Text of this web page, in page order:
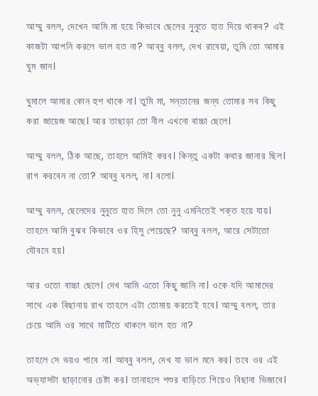
আম্মু বলল, দেখেন আমি মা হয়ে কিভাবে ছেলের নুনুতে হাত দিয়ে থাকব? এই
কাজটা আপনি করলে ভাল হত না? আব্বু বলল, দেখ রাবেয়া, তুমি তো আমার
ঘুম জান।
ঘুমালে আমার কোন হুশ থাকে না। তুমি মা, সন্তানের জন্য তোমার সব কিছু
করা জায়েজ আছে। আর তাছাড়া তো নীল এখনো বাচ্চা ছেলে।
আম্মু বলল, ঠিক আছে, তাহলে আমিই করব। কিন্তু একটা কথার জানার ছিল।
রাগ করবেন না তো? আব্বু বলল, না। বলো।
আম্মু বলল, ছেলেদের নুনুতে হাত দিলে তো নুনু এমনিতেই শক্ত হয়ে যায়।
তাহলে আমি বুঝব কিভাবে ওর হিসু পেয়েছে? আব্বু বলল, আরে সেটাতো
যৌবনে হয়।
আর ওতো বাচ্চা ছেলে। দেখ আমি এতো কিছু জানি না। ওকে যদি আমাদের
সাথে এক বিছানায় রাখ তাহলে এটা তোমায় করতেই হবে। আম্মু বলল, তার
চেয়ে আমি ওর সাথে মাটিতে থাকলে ভাল হত না?
তাহলে সে ভয়ও পাবে না। আব্বু বলল, দেখ যা ভাল মনে কর। তবে ওর এই
অভ্যাসটা ছাড়ানোর চেষ্টা কর। তানাহলে শশুর বাড়িতে গিয়েও বিছানা ভিজাবে।